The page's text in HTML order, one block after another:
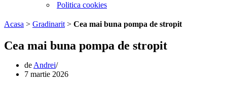
Politica cookies
Acasa > Gradinarit > Cea mai buna pompa de stropit
Cea mai buna pompa de stropit
de Andrei
7 martie 2026